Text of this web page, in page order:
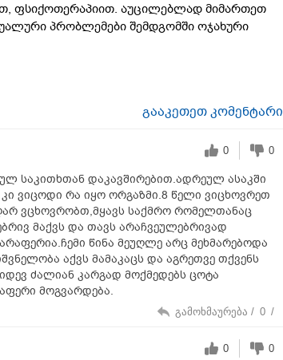
ფსიქოთერაპიით. აუცილებლად მიმართეთ
პრობლემები შემდგომში ოჯახური
გააკეთეთ კომენტარი
0 0
საკითხთან დაკავშირებით.ადრეულ ასაკში
ვიცოდი რა იყო ორგაზმი.8 წელი ვიცხოვრეთ
ვცხოვრობთ,მყავს საქმრო რომელთანაც
მაქვს და თავს არაჩვეულებრივად
წინა მეუღლე არც მეხმარებოდა
აქვს მამაკაცს და აგრეთვე თქვენს
ძალიან კარგად მოქმედებს ცოტა
მოგვარდება.
გამოხმაურება / 0 /
0 0